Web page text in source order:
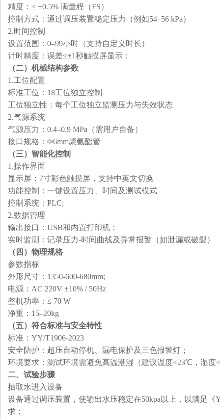
‌精度‌：≤ ±0.5% 满量程（FS）
‌控制方式‌：通过调压装置稳定压力（例如54–56 kPa）
2.‌时间控制‌
‌设置范围‌：0–99小时（支持自定义时长）
‌计时精度‌：误差≤±1秒触摸屏显示；
（二） 机械结构参数
1.‌工位配置‌
‌标准工位‌：18工位独立控制
‌工位独立性‌：每个工位独立监测压力与失效状态
2.‌气源系统‌
‌气源压力‌：0.4–0.9 MPa（需用户自备）
‌接口规格‌：Φ6mm聚氨酯管
（三） 智能化控制
1.‌操作界面‌
‌显示屏‌：7寸彩色触摸屏，支持中英文切换
‌功能控制‌：一键设置压力、时间及测试模式
控制系统：PLC;
2.‌数据管理‌
‌输出接口‌：USB和内置打印机；
‌实时监测‌：记录压力-时间曲线及异常报警（如泄漏或破裂）
（四） 物理规格
‌参数‌‌指标‌
外形尺寸：1350-600-680mm;
‌电源 ： AC 220V ±10% / 50Hz
‌整机功率 ： ≤ 70 W
‌净重 ： 15–20kg
（五） 符合标准与安全特性
‌标准‌：YY/T1906-2023‌
‌安全防护‌：超压自动停机、漏电保护及三色报警灯；
环境要求‌：测试环境需避免高温潮湿（建议温度<23℃，湿度
二、 试验步骤
抽取水进入设备
设备通过调压装置，使输出水压稳定在50kpa以上，以满足
求 ；